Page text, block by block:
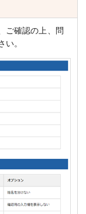
ご確認の上、問
。